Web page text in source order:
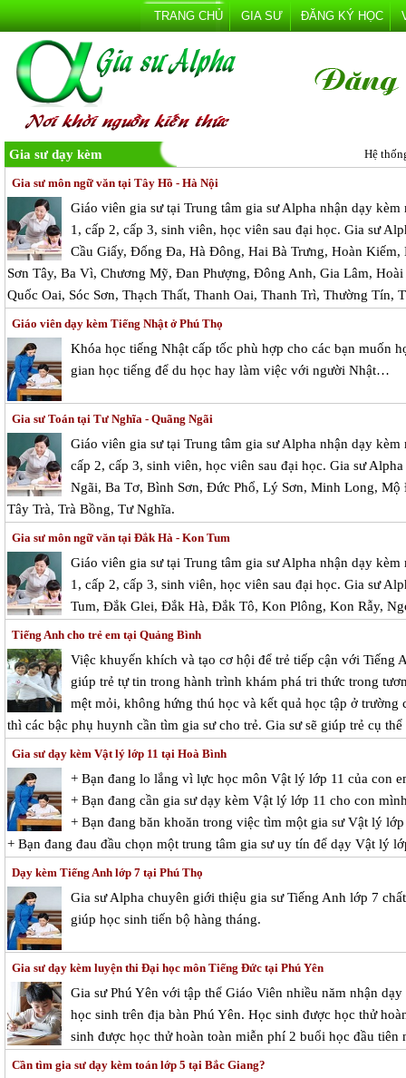
TRANG CHỦ GIA SƯ ĐĂNG KÝ HỌC
Gia sư dạy kèm Hệ
Gia sư môn ngữ văn tại Tây Hồ - Hà Nội
Giáo viên gia sư tại Trung tâm gia sư Alpha nhận dạy
1, cấp 2, cấp 3, sinh viên, học viên sau đại học. Gia sư
Cầu Giấy, Đống Đa, Hà Đông, Hai Bà Trưng, Hoàn
Sơn Tây, Ba Vì, Chương Mỹ, Đan Phượng, Đông Anh, Gia Lâm,
Quốc Oai, Sóc Sơn, Thạch Thất, Thanh Oai, Thanh Trì, Thường Tín,
Giáo viên dạy kèm Tiếng Nhật ở Phú Thọ
Khóa học tiếng Nhật cấp tốc phù hợp cho các bạn muốn
gian học tiếng để du học hay làm việc với người Nhật…
Gia sư Toán tại Tư Nghĩa - Quãng Ngãi
Giáo viên gia sư tại Trung tâm gia sư Alpha nhận dạy
cấp 2, cấp 3, sinh viên, học viên sau đại học. Gia sư
Ngãi, Ba Tơ, Bình Sơn, Đức Phổ, Lý Sơn, Minh Long,
Tây Trà, Trà Bồng, Tư Nghĩa.
Gia sư môn ngữ văn tại Đắk Hà - Kon Tum
Giáo viên gia sư tại Trung tâm gia sư Alpha nhận dạy
1, cấp 2, cấp 3, sinh viên, học viên sau đại học. Gia sư
Tum, Đắk Glei, Đắk Hà, Đắk Tô, Kon Plông, Kon Rẫy,
Tiếng Anh cho trẻ em tại Quảng Bình
Việc khuyến khích và tạo cơ hội để trẻ tiếp cận với Tiếng
giúp trẻ tự tin trong hành trình khám phá tri thức trong
mệt mỏi, không hứng thú học và kết quả học tập ở
thì các bậc phụ huynh cần tìm gia sư cho trẻ. Gia sư sẽ giúp trẻ cụ thể
Gia sư dạy kèm Vật lý lớp 11 tại Hoà Bình
+ Bạn đang lo lắng vì lực học môn Vật lý lớp 11 của con
+ Bạn đang cần gia sư dạy kèm Vật lý lớp 11 cho con
+ Bạn đang băn khoăn trong việc tìm một gia sư Vật lý
+ Bạn đang đau đầu chọn một trung tâm gia sư uy tín để dạy Vật lý
Dạy kèm Tiếng Anh lớp 7 tại Phú Thọ
Gia sư Alpha chuyên giới thiệu gia sư Tiếng Anh lớp 7
giúp học sinh tiến bộ hàng tháng.
Gia sư dạy kèm luyện thi Đại học môn Tiếng Đức tại Phú Yên
Gia sư Phú Yên với tập thể Giáo Viên nhiều năm nhận
học sinh trên địa bàn Phú Yên. Học sinh được học thử
sinh được học thử hoàn toàn miễn phí 2 buổi học đầu
Cần tìm gia sư dạy kèm toán lớp 5 tại Bắc Giang?